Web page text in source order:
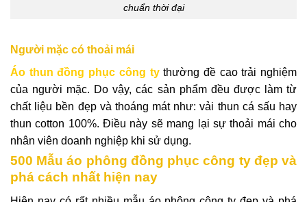
chuẩn thời đại
Người mặc có thoải mái
Áo thun đồng phục công tythường đề cao trải nghiệm
của người mặc. Do vậy, các sản phẩm đều được làm từ
chất liệu bền đẹp và thoáng mát như: vải thun cá sấu hay
thun cotton 100%. Điều này sẽ mang lại sự thoải mái cho
nhân viên doanh nghiệp khi sử dụng.
500 Mẫu áo phông đồng phục công ty đẹp và
phá cách nhất hiện nay